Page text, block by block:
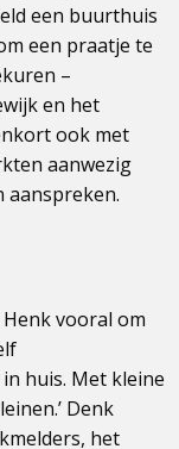
een buurthuis
een praatje te
–
en het
ook met
aanwezig
aanspreken.
vooral om
huis. Met kleine
Denk
het